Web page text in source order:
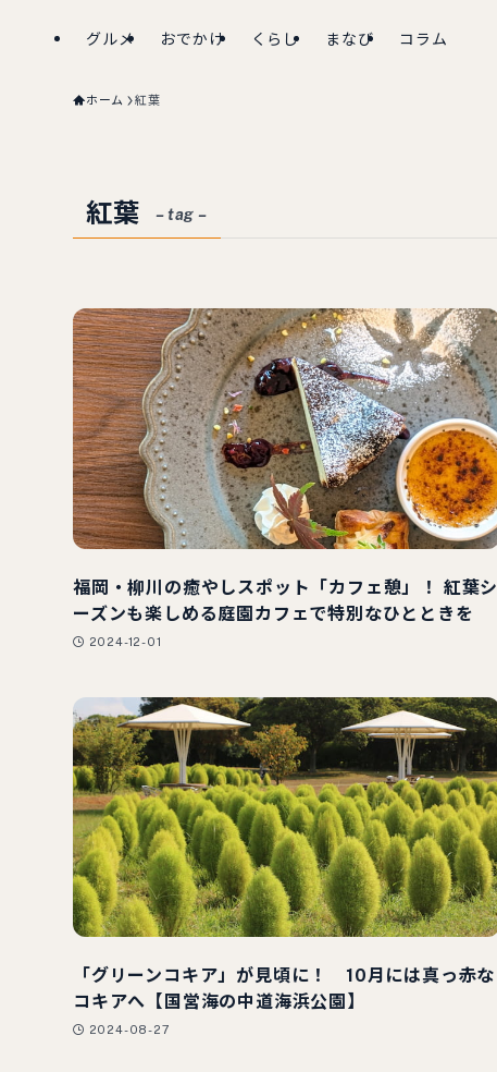
グルメ おでかけ くらし まなび コラム
ホーム 紅葉
紅葉 – tag –
福岡・柳川の癒やしスポット「カフェ憩」！ 紅葉シ
ーズンも楽しめる庭園カフェで特別なひとときを
2024-12-01
「グリーンコキア」が見頃に！ 10月には真っ赤な
コキアへ【国営海の中道海浜公園】
2024-08-27